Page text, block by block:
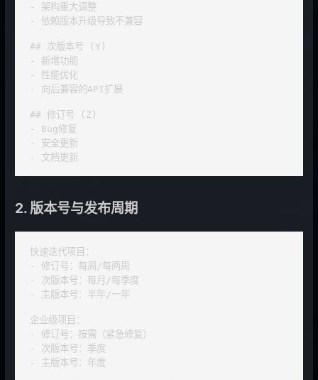
- 架构重大调整
- 依赖版本升级导致不兼容
## 次版本号 (Y)
- 新增功能
- 性能优化
- 向后兼容的API扩展
## 修订号 (Z)
- Bug修复
- 安全更新
- 文档更新
2. 版本号与发布周期
快速迭代项目：
- 修订号：每周/每两周
- 次版本号：每月/每季度
- 主版本号：半年/一年
企业级项目：
- 修订号：按需（紧急修复）
- 次版本号：季度
- 主版本号：年度